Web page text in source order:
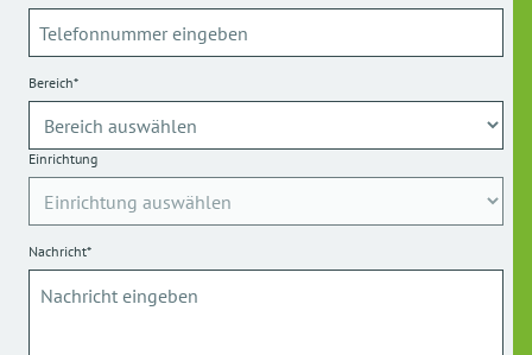
Bereich*
Einrichtung
Nachricht*